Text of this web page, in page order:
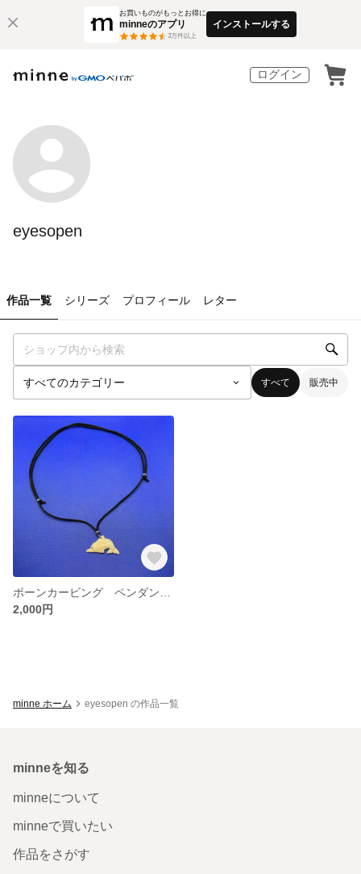
お買いものがもっとお得に
minneのアプリ
3万件以上
インストールする
ログイン
eyesopen
作品一覧 シリーズ プロフィール レター
すべて 販売中
2,000円
minne ホーム eyesopen の作品一覧
minneを知る
minneについて
minneで買いたい
作品をさがす